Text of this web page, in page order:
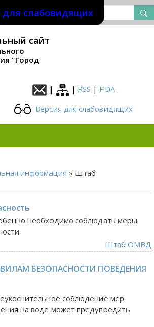
для слабовидящих
сайт
"Город
|
| RSS | PDA
Версия для слабовидящих
информация » Штаб
необходимо соблюдать меры
Штаб ОМВД
БЕЗОПАСНОСТИ ПОВЕДЕНИЯ
соблюдение мер
на воде может предупредить